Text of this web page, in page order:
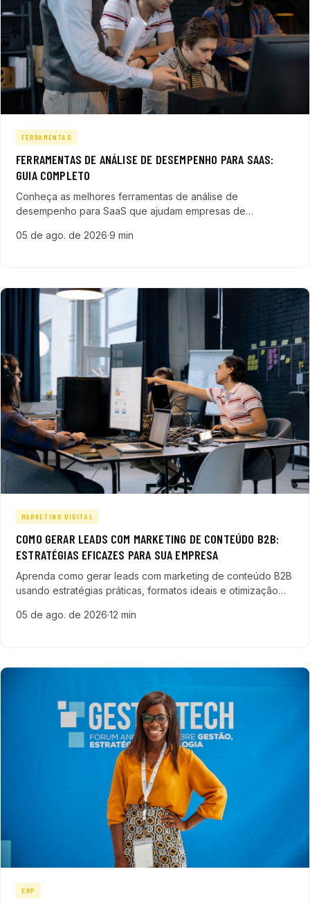
FERRAMENTAS
FERRAMENTAS DE ANÁLISE DE DESEMPENHO PARA SAAS:
GUIA COMPLETO
Conheça as melhores ferramentas de análise de
desempenho para SaaS que ajudam empresas de
crescimento do negócio.
05 de ago. de 2026·9 min
MARKETING DIGITAL
COMO GERAR LEADS COM MARKETING DE CONTEÚDO B2B:
ESTRATÉGIAS EFICAZES PARA SUA EMPRESA
Aprenda como gerar leads com marketing de conteúdo B2B
usando estratégias práticas, formatos ideais e otimização
05 de ago. de 2026·12 min
ERP